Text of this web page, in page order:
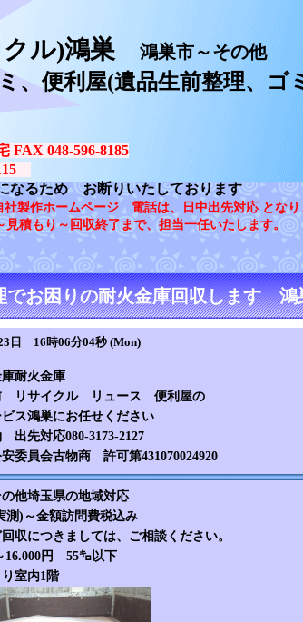
ル)鴻巣 鴻巣市～その他
、便利屋(遺品生前整理、ゴ
FAX 048-596-8185
なるため お断りいたしております
製作ホームページ 電話は、日中出先対応 となり
積もり～回収終了まで、担当一任いたします。
でお困りの耐火金庫回収します 鴻
日 16時06分04秒 (Mon)
庫耐火金庫
リサイクル リュース 便利屋の
ビス鴻巣にお任せください
出先対応080-3173-2127
委員会古物商 許可第431070024920
の他埼玉県の地域対応
測)～金額訪問費税込み
収につきましては、ご相談ください。
16.000円 55㌔以下
室内1階